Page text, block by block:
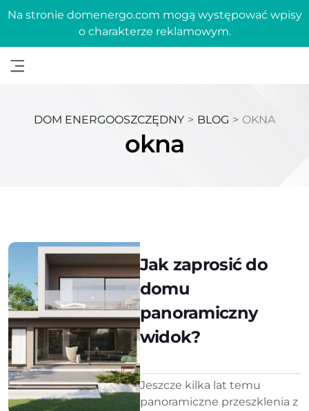
Na stronie domenergo.com mogą występować wpisy
o charakterze reklamowym.
DOM ENERGOOSZCZĘDNY > BLOG > OKNA
okna
Jak zaprosić do
domu
panoramiczny
widok?
Jeszcze kilka lat temu
panoramiczne przeszklenia z